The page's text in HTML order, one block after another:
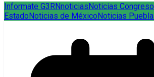
Informate G3RNnoticiasNoticias
EstadoNoticias de MéxicoNoticias Puebla